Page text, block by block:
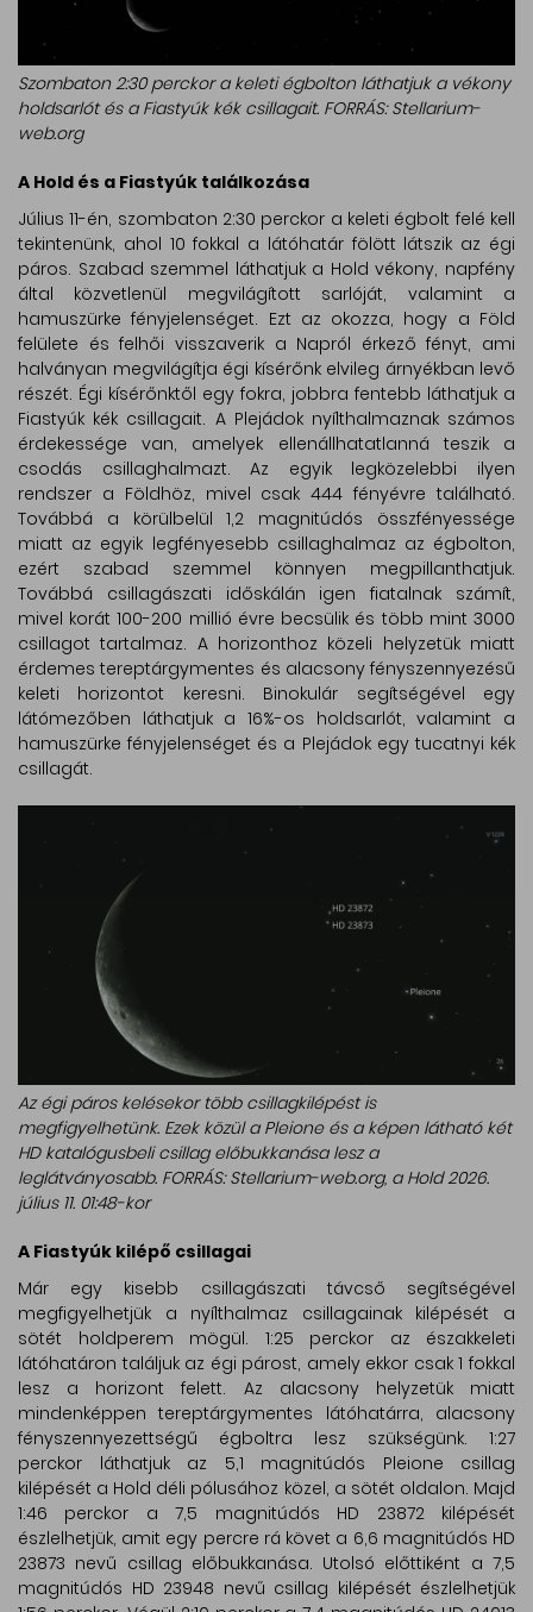
Szombaton 2:30 perckor a keleti égbolton láthatjuk a vékony
holdsarlót és a Fiastyúk kék csillagait. FORRÁS: Stellarium-
web.org
A Hold és a Fiastyúk találkozása
Július 11-én, szombaton 2:30 perckor a keleti égbolt felé kell
tekintenünk, ahol 10 fokkal a látóhatár fölött látszik az égi
páros. Szabad szemmel láthatjuk a Hold vékony, napfény
által közvetlenül megvilágított sarlóját, valamint a
hamuszürke fényjelenséget. Ezt az okozza, hogy a Föld
felülete és felhői visszaverik a Napról érkező fényt, ami
halványan megvilágítja égi kísérőnk elvileg árnyékban levő
részét. Égi kísérőnktől egy fokra, jobbra fentebb láthatjuk a
Fiastyúk kék csillagait. A Plejádok nyílthalmaznak számos
érdekessége van, amelyek ellenállhatatlanná teszik a
csodás csillaghalmazt. Az egyik legközelebbi ilyen
rendszer a Földhöz, mivel csak 444 fényévre található.
Továbbá a körülbelül 1,2 magnitúdós összfényessége
miatt az egyik legfényesebb csillaghalmaz az égbolton,
ezért szabad szemmel könnyen megpillanthatjuk.
Továbbá csillagászati időskálán igen fiatalnak számít,
mivel korát 100-200 millió évre becsülik és több mint 3000
csillagot tartalmaz. A horizonthoz közeli helyzetük miatt
érdemes tereptárgymentes és alacsony fényszennyezésű
keleti horizontot keresni. Binokulár segítségével egy
látómezőben láthatjuk a 16%-os holdsarlót, valamint a
hamuszürke fényjelenséget és a Plejádok egy tucatnyi kék
csillagát.
Az égi páros kelésekor több csillagkilépést is
megfigyelhetünk. Ezek közül a Pleione és a képen látható két
HD katalógusbeli csillag előbukkanása lesz a
leglátványosabb. FORRÁS: Stellarium-web.org, a Hold 2026.
július 11. 01:48-kor
A Fiastyúk kilépő csillagai
Már egy kisebb csillagászati távcső segítségével
megfigyelhetjük a nyílthalmaz csillagainak kilépését a
sötét holdperem mögül. 1:25 perckor az északkeleti
látóhatáron találjuk az égi párost, amely ekkor csak 1 fokkal
lesz a horizont felett. Az alacsony helyzetük miatt
mindenképpen tereptárgymentes látóhatárra, alacsony
fényszennyezettségű égboltra lesz szükségünk. 1:27
perckor láthatjuk az 5,1 magnitúdós Pleione csillag
kilépését a Hold déli pólusához közel, a sötét oldalon. Majd
1:46 perckor a 7,5 magnitúdós HD 23872 kilépését
észlelhetjük, amit egy percre rá követ a 6,6 magnitúdós HD
23873 nevű csillag előbukkanása. Utolsó előttiként a 7,5
magnitúdós HD 23948 nevű csillag kilépését észlelhetjük